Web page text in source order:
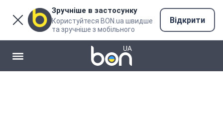
Зручніше в застосунку
Користуйтеся BON.ua швидше
та зручніше з мобільного
Відкрити